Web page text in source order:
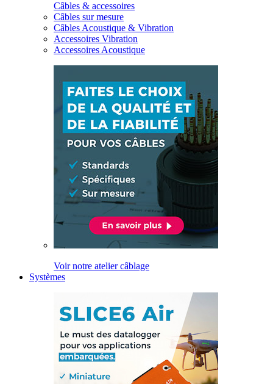
Câbles & accessoires
Câbles sur mesure
Câbles Acoustique & Vibration
Accessoires Vibration
Accessoires Acoustique
Voir notre atelier câblage
Systèmes